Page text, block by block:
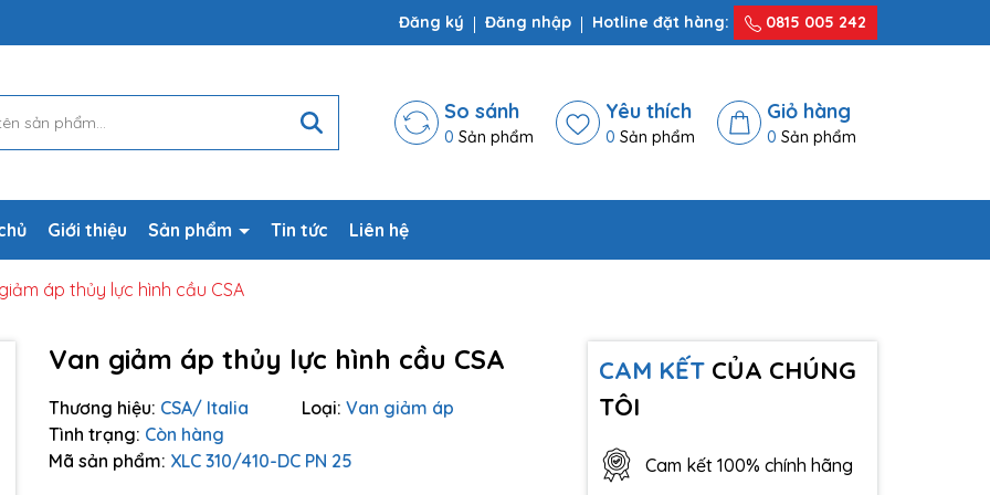
Đăng ký Đăng nhập Hotline đặt hàng: 0815 005 242
So sánh
0 Sản phẩm
Yêu thích
0 Sản phẩm
Giỏ hàng
0 Sản phẩm
Giới thiệu Sản phẩm Tin tức Liên hệ
áp thủy lực hình cầu CSA
Van giảm áp thủy lực hình cầu CSA
Thương hiệu: CSA/ Italia Loại: Van giảm áp
Tình trạng: Còn hàng
Mã sản phẩm: XLC 310/410-DC PN 25
CAM KẾTCỦA CHÚNG
TÔI
Cam kết 100% chính hãng
Ngày hết hạn: